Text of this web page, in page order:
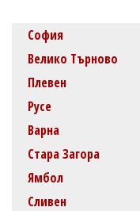
София
Велико Търново
Плевен
Русе
Варна
Стара Загора
Ямбол
Сливен